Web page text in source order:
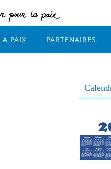
PAIX PARTENAIRES